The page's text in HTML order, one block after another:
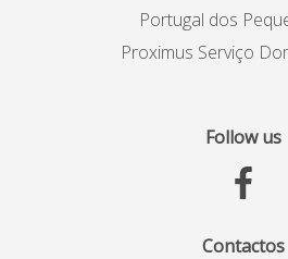
Portugal dos
Proximus Serviço
Follow us
Contactos